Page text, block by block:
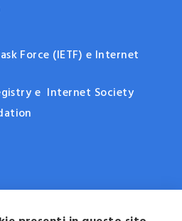
Force (IETF) e Internet
e Internet Society